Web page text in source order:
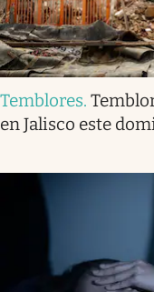
Temblores.
en Jalisco este